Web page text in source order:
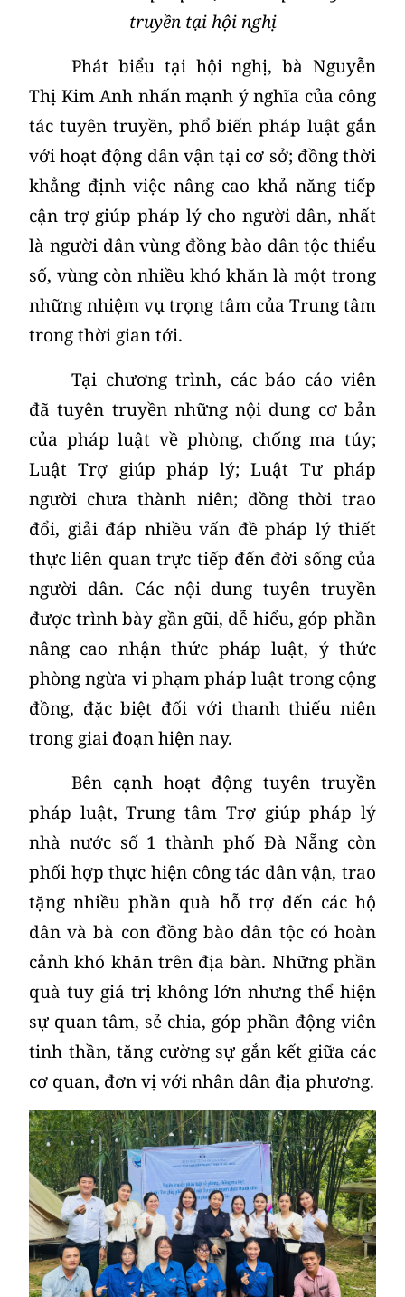
truyền tại hội nghị
Phát biểu tại hội nghị, bà Nguyễn
Thị Kim Anh nhấn mạnh ý nghĩa của công
tác tuyên truyền, phổ biến pháp luật gắn
với hoạt động dân vận tại cơ sở; đồng thời
khẳng định việc nâng cao khả năng tiếp
cận trợ giúp pháp lý cho người dân, nhất
là người dân vùng đồng bào dân tộc thiểu
số, vùng còn nhiều khó khăn là một trong
những nhiệm vụ trọng tâm của Trung tâm
trong thời gian tới.
Tại chương trình, các báo cáo viên
đã tuyên truyền những nội dung cơ bản
của pháp luật về phòng, chống ma túy;
Luật Trợ giúp pháp lý; Luật Tư pháp
người chưa thành niên; đồng thời trao
đổi, giải đáp nhiều vấn đề pháp lý thiết
thực liên quan trực tiếp đến đời sống của
người dân. Các nội dung tuyên truyền
được trình bày gần gũi, dễ hiểu, góp phần
nâng cao nhận thức pháp luật, ý thức
phòng ngừa vi phạm pháp luật trong cộng
đồng, đặc biệt đối với thanh thiếu niên
trong giai đoạn hiện nay.
Bên cạnh hoạt động tuyên truyền
pháp luật, Trung tâm Trợ giúp pháp lý
nhà nước số 1 thành phố Đà Nẵng còn
phối hợp thực hiện công tác dân vận, trao
tặng nhiều phần quà hỗ trợ đến các hộ
dân và bà con đồng bào dân tộc có hoàn
cảnh khó khăn trên địa bàn. Những phần
quà tuy giá trị không lớn nhưng thể hiện
sự quan tâm, sẻ chia, góp phần động viên
tinh thần, tăng cường sự gắn kết giữa các
cơ quan, đơn vị với nhân dân địa phương.